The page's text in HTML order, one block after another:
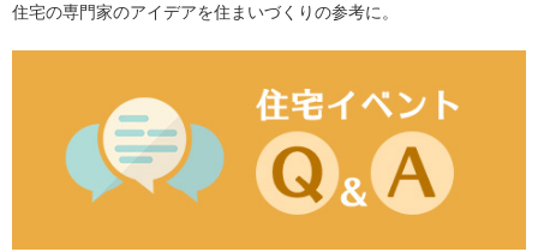
住宅の専門家のアイデアを住まいづくりの参考に。